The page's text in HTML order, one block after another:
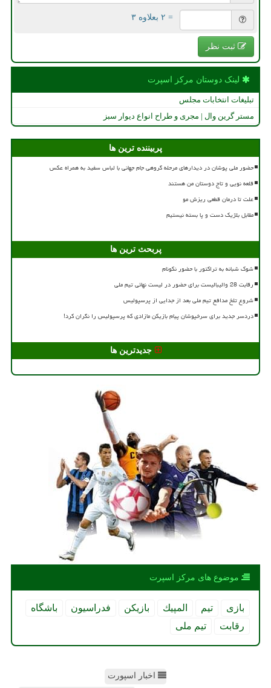
= ۲ بعلاوه ۳
ثبت نظر
لینک دوستان مركز اسپرت
تبلیغات انتخابات مجلس
مستر گرین وال | مجری و طراح انواع دیوار سبز
پربیننده ترین ها
حضور ملی پوشان در دیدارهای مرحله گروهی جام جهانی با لباس سفید به همراه عکس
قلعه نویی و تاج دوستان من هستند
علت تا درمان قطعی ریزش مو
مقابل بلژیک دست و پا بسته نیستیم
پربحث ترین ها
شوک شبانه به تراکتور با حضور نکونام
رقابت 28 والیبالیست برای حضور در لیست نهائی تیم ملی
شروع تلخ مدافع تیم ملی بعد از جدایی از پرسپولیس
دردسر جدید برای سرخپوشان پیام بازیکن مازادی که پرسپولیس را نگران کرد!
جدیدترین ها
موضوع های مركز اسپرت
بازی تیم المپیك بازیكن فدراسیون
باشگاه
رقابت
تیم ملی
اخبار اسپورت